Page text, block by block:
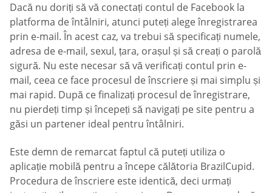
Dacă nu doriți să vă conectați contul de Facebook la
platforma de întâlniri, atunci puteți alege înregistrarea
prin e-mail. În acest caz, va trebui să specificați numele,
adresa de e-mail, sexul, țara, orașul și să creați o parolă
sigură. Nu este necesar să vă verificați contul prin e-
mail, ceea ce face procesul de înscriere și mai simplu și
mai rapid. După ce finalizați procesul de înregistrare,
nu pierdeți timp și începeți să navigați pe site pentru a
găsi un partener ideal pentru întâlniri.
Este demn de remarcat faptul că puteți utiliza o
aplicație mobilă pentru a începe călătoria BrazilCupid.
Procedura de înscriere este identică, deci urmați